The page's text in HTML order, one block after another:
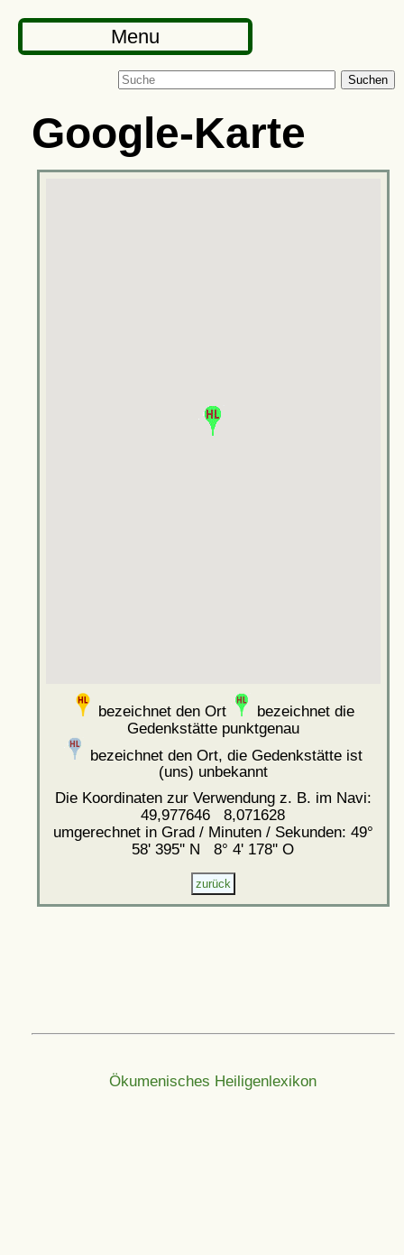
Menu
Suchen
Google-Karte
bezeichnet den Ort
bezeichnet die
Gedenkstätte punktgenau
bezeichnet den Ort, die Gedenkstätte ist
(uns) unbekannt
Die Koordinaten zur Verwendung z. B. im Navi:
49,977646 8,071628
umgerechnet in Grad / Minuten / Sekunden: 49°
58' 395'' N 8° 4' 178'' O
Ökumenisches Heiligenlexikon